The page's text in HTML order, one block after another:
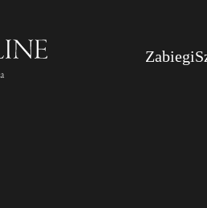
Zabiegi